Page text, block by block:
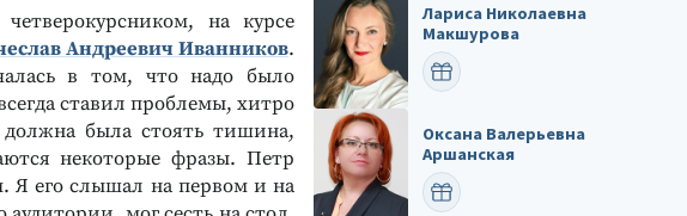
на курсе
Андреевич Иванников.
в том, что надо было
ставил проблемы, хитро
была стоять тишина,
некоторые фразы. Петр
Я его слышал на первом и на
Реклама
Лариса Николаевна
Макшурова
ПОЗДРАВИТЬ
Оксана Валерьевна
Аршанская
ПОЗДРАВИТЬ